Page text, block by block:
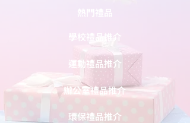
熱門禮品
學校禮品推介
運動禮品推介
辦公室禮品推介
環保禮品推介